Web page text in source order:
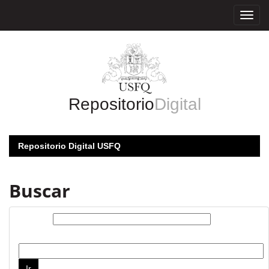
RepositorioDigital
Repositorio Digital USFQ
Buscar